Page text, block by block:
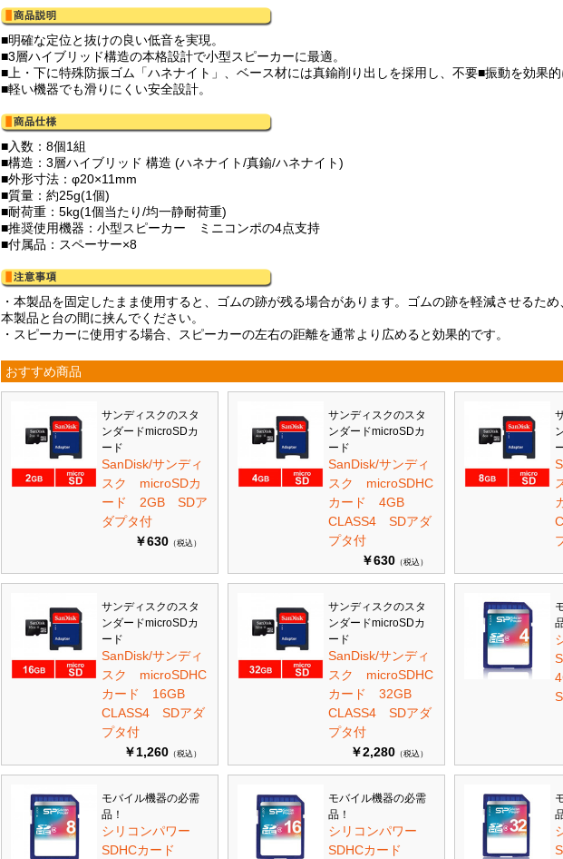
■明確な定位と抜けの良い低音を実現。
■3層ハイブリッド構造の本格設計で小型スピーカーに最適。
■上・下に特殊防振ゴム「ハネナイト」、ベース材には真鍮削り出しを採用し、不要■振動を効果的
■軽い機器でも滑りにくい安全設計。
■入数：8個1組
■構造：3層ハイブリッド 構造 (ハネナイト/真鍮/ハネナイト)
■外形寸法：φ20×11mm
■質量：約25g(1個)
■耐荷重：5kg(1個当たり/均一静耐荷重)
■推奨使用機器：小型スピーカー ミニコンポの4点支持
■付属品：スペーサー×8
・本製品を固定したまま使用すると、ゴムの跡が残る場合があります。ゴムの跡を軽減させるた
本製品と台の間に挟んでください。
・スピーカーに使用する場合、スピーカーの左右の距離を通常より広めると効果的です。
おすすめ商品
サンディスクのスタ
ンダードmicroSDカ
ード
SanDisk/サンディ
スク microSDカ
ード 2GB SDア
ダプタ付
￥630 （税込）
サンディスクのスタ
ンダードmicroSDカ
ード
SanDisk/サンディ
スク microSDHC
カード 4GB
CLASS4 SDアダ
プタ付
￥630 （税込）
サンディスクのスタ
ンダードmicroSDカ
ード
SanDisk/サンディ
スク microSDHC
カード 16GB
CLASS4 SDアダ
プタ付
￥1,260 （税込）
サンディスクのスタ
ンダードmicroSDカ
ード
SanDisk/サンディ
スク microSDHC
カード 32GB
CLASS4 SDアダ
プタ付
￥2,280 （税込）
モバイル機器の必需
品！
シリコンパワー
SDHCカード
モバイル機器の必需
品！
シリコンパワー
SDHCカード